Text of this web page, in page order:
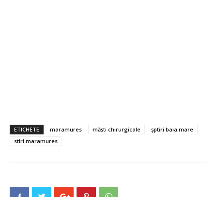
ETICHETE maramures măști chirurgicale
șptiri baia mare
stiri maramures